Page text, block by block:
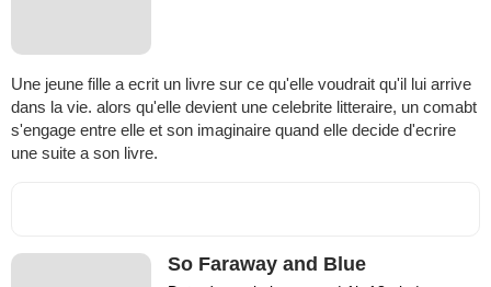
Une jeune fille a ecrit un livre sur ce qu'elle voudrait qu'il lui arrive
dans la vie. alors qu'elle devient une celebrite litteraire, un comabt
s'engage entre elle et son imaginaire quand elle decide d'ecrire
une suite a son livre.
So Faraway and Blue